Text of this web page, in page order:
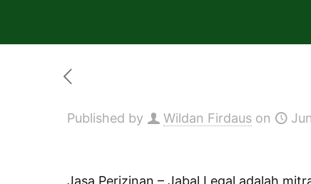
Published by Wildan Firdaus on
Jasa Perizinan – Jabal Legal adalah